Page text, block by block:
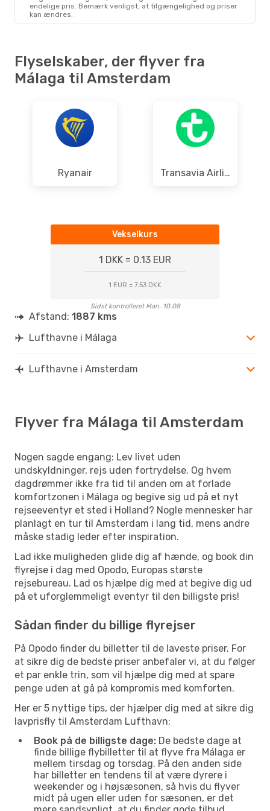
endelige pris. Bemærk venligst, at tilgængelighed og priser
kan ændres.
Flyselskaber, der flyver fra
Málaga til Amsterdam
Ryanair Transavia Airlines
Vekselkurs
1 DKK = 0.13 EUR
1 EUR = 7.53 DKK
Sidst kontrolleret Man. 10.08
Afstand: 1887 kms
Lufthavne i Málaga
Lufthavne i Amsterdam
Flyver fra Málaga til Amsterdam
Nogen sagde engang: Lev livet uden
undskyldninger, rejs uden fortrydelse. Og hvem
dagdrømmer ikke fra tid til anden om at forlade
komfortzonen i Málaga og begive sig ud på et nyt
rejseeventyr et sted i Holland? Nogle mennesker har
planlagt en tur til Amsterdam i lang tid, mens andre
måske stadig leder efter inspiration.
Lad ikke muligheden glide dig af hænde, og book din
flyrejse i dag med Opodo, Europas største
rejsebureau. Lad os hjælpe dig med at begive dig ud
på et uforglemmeligt eventyr til den billigste pris!
Sådan finder du billige flyrejser
På Opodo finder du billetter til de laveste priser. For
at sikre dig de bedste priser anbefaler vi, at du følger
et par enkle trin, som vil hjælpe dig med at spare
penge uden at gå på kompromis med komforten.
Her er 5 nyttige tips, der hjælper dig med at sikre dig
lavprisfly til Amsterdam Lufthavn:
Book på de billigste dage: De bedste dage at
finde billige flybilletter til at flyve fra Málaga er
mellem tirsdag og torsdag. På den anden side
har billetter en tendens til at være dyrere i
weekender og i højsæsonen, så hvis du flyver
midt på ugen eller uden for sæsonen, er det